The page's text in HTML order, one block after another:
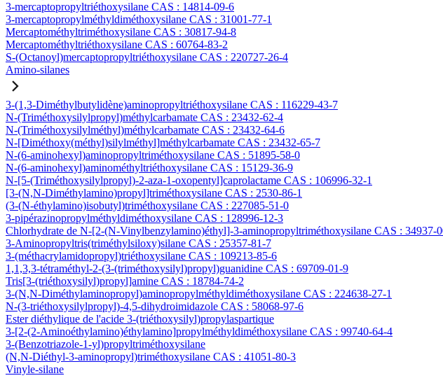
3-mercaptopropyltriéthoxysilane CAS : 14814-09-6
3-mercaptopropylméthyldiméthoxysilane CAS : 31001-77-1
Mercaptométhyltriméthoxysilane CAS : 30817-94-8
Mercaptométhyltriéthoxysilane CAS : 60764-83-2
S-(Octanoyl)mercaptopropyltriéthoxysilane CAS : 220727-26-4
Amino-silanes
3-(1,3-Diméthylbutylidène)aminopropyltriéthoxysilane CAS : 116229-43-7
N-(Triméthoxysilylpropyl)méthylcarbamate CAS : 23432-62-4
N-(Triméthoxysilylméthyl)méthylcarbamate CAS : 23432-64-6
N-[Diméthoxy(méthyl)silylméthyl]méthylcarbamate CAS : 23432-65-7
N-(6-aminohexyl)aminopropyltriméthoxysilane CAS : 51895-58-0
N-(6-aminohexyl)aminométhyltriéthoxysilane CAS : 15129-36-9
N-[5-(Triméthoxysilylpropyl)-2-aza-1-oxopentyl]caprolactame CAS : 106996-32-1
[3-(N,N-Diméthylamino)propyl]triméthoxysilane CAS : 2530-86-1
(3-(N-éthylamino)isobutyl)triméthoxysilane CAS : 227085-51-0
3-pipérazinopropylméthyldiméthoxysilane CAS : 128996-12-3
Chlorhydrate de N-[2-(N-Vinylbenzylamino)éthyl]-3-aminopropyltriméthoxysilane CAS : 34937-
3-Aminopropyltris(triméthylsiloxy)silane CAS : 25357-81-7
3-(méthacrylamidopropyl)triéthoxysilane CAS : 109213-85-6
1,1,3,3-tétraméthyl-2-(3-(triméthoxysilyl)propyl)guanidine CAS : 69709-01-9
Tris[3-(triéthoxysilyl)propyl]amine CAS : 18784-74-2
3-(N,N-Diméthylaminopropyl)aminopropylméthyldiméthoxysilane CAS : 224638-27-1
N-(3-triéthoxysilylpropyl)-4,5-dihydroimidazole CAS : 58068-97-6
Ester diéthylique de l'acide 3-(triéthoxysilyl)propylaspartique
3-[2-(2-Aminoéthylamino)éthylamino]propylméthyldiméthoxysilane CAS : 99740-64-4
3-(Benzotriazole-1-yl)propyltriméthoxysilane
(N,N-Diéthyl-3-aminopropyl)triméthoxysilane CAS : 41051-80-3
Vinyle-silane